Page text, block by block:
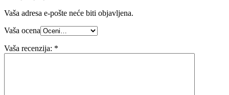
Vaša adresa e-pošte neće biti objavljena.
Vaša ocena
Vaša recenzija: *